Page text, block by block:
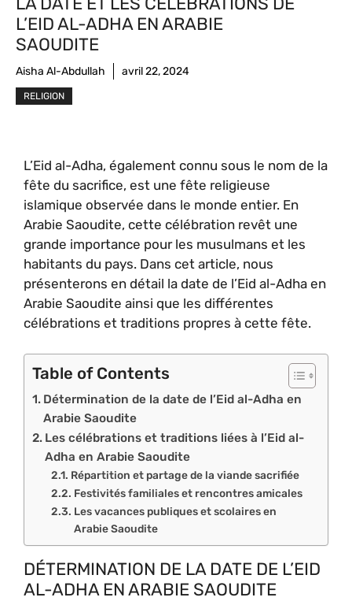
L’EID AL-ADHA EN ARABIE
SAOUDITE
Aisha Al-Abdullah avril 22, 2024
RELIGION
L’Eid al-Adha, également connu sous le nom de la
fête du sacrifice, est une fête religieuse
islamique observée dans le monde entier. En
Arabie Saoudite, cette célébration revêt une
grande importance pour les musulmans et les
habitants du pays. Dans cet article, nous
présenterons en détail la date de l’Eid al-Adha en
Arabie Saoudite ainsi que les différentes
célébrations et traditions propres à cette fête.
Table of Contents
Détermination de la date de l’Eid al-Adha en
Arabie Saoudite
Les célébrations et traditions liées à l’Eid al-
Adha en Arabie Saoudite
Répartition et partage de la viande sacrifiée
Festivités familiales et rencontres amicales
Les vacances publiques et scolaires en
Arabie Saoudite
DÉTERMINATION DE LA DATE DE L’EID
AL-ADHA EN ARABIE SAOUDITE